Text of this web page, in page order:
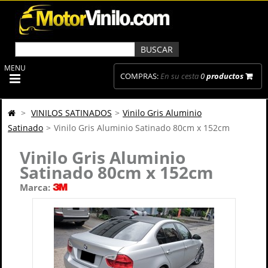
COMPRAS:En su cesta0productos
MENU
> VINILOS SATINADOS > Vinilo Gris Aluminio
Satinado > Vinilo Gris Aluminio Satinado 80cm x 152cm
Vinilo Gris Aluminio
Satinado 80cm x 152cm
Marca: